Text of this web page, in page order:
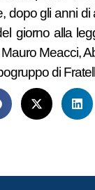
dopo gli anni
giorno alla
Meacci,
di